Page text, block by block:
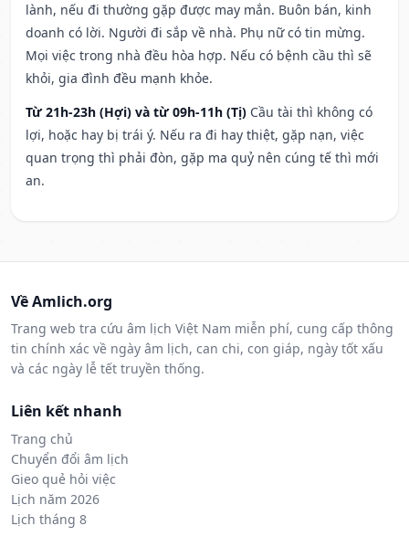
lành, nếu đi thường gặp được may mắn. Buôn bán, kinh
doanh có lời. Người đi sắp về nhà. Phụ nữ có tin mừng.
Mọi việc trong nhà đều hòa hợp. Nếu có bệnh cầu thì sẽ
khỏi, gia đình đều mạnh khỏe.
Từ 21h-23h (Hợi) và từ 09h-11h (Tị) Cầu tài thì không có
lợi, hoặc hay bị trái ý. Nếu ra đi hay thiệt, gặp nạn, việc
quan trọng thì phải đòn, gặp ma quỷ nên cúng tế thì mới
an.
Về Amlich.org
Trang web tra cứu âm lịch Việt Nam miễn phí, cung cấp thông
tin chính xác về ngày âm lịch, can chi, con giáp, ngày tốt xấu
và các ngày lễ tết truyền thống.
Liên kết nhanh
Trang chủ
Chuyển đổi âm lịch
Gieo quẻ hỏi việc
Lịch năm 2026
Lịch tháng 8